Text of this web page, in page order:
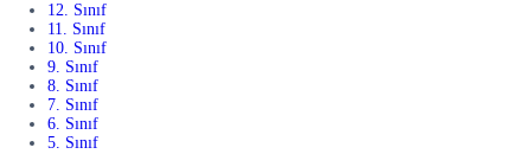
12. Sınıf
11. Sınıf
10. Sınıf
9. Sınıf
8. Sınıf
7. Sınıf
6. Sınıf
5. Sınıf